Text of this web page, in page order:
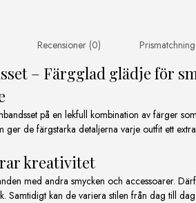
Recensioner (0) Prismatchning
– Färgglad glädje för
på en lekfull kombination av färger
ger de färgstarka detaljerna varje outfit ett
kreativitet
med andra smycken och accessoarer.
Samtidigt kan de variera stilen från dag till